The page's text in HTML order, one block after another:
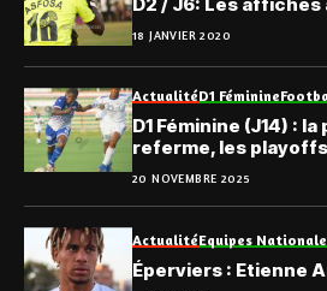
18 JANVIER 2020
ActualitéD1 Féminine
D1 Féminine (J14) :
referme, les
20 NOVEMBRE 2025
ActualitéEquipes
Éperviers : Etienne